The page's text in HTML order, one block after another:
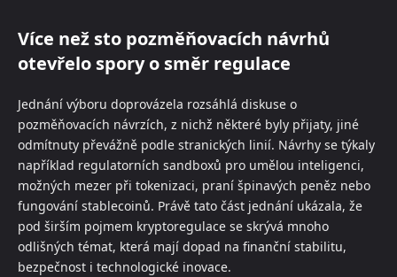
Více než sto pozměňovacích návrhů
otevřelo spory o směr regulace
Jednání výboru doprovázela rozsáhlá diskuse o
pozměňovacích návrzích, z nichž některé byly přijaty, jiné
odmítnuty převážně podle stranických linií. Návrhy se týkaly
například regulatorních sandboxů pro umělou inteligenci,
možných mezer při tokenizaci, praní špinavých peněz nebo
fungování stablecoinů. Právě tato část jednání ukázala, že
pod širším pojmem kryptoregulace se skrývá mnoho
odlišných témat, která mají dopad na finanční stabilitu,
bezpečnost i technologické inovace.